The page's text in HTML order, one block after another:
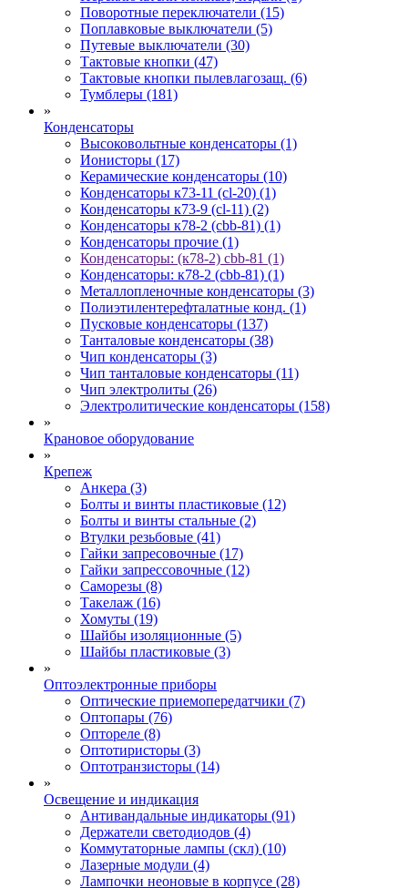
Поворотные переключатели (15)
Поплавковые выключатели (5)
Путевые выключатели (30)
Тактовые кнопки (47)
Тактовые кнопки пылевлагозащ. (6)
Тумблеры (181)
»
Конденсаторы
Высоковольтные конденсаторы (1)
Ионисторы (17)
Керамические конденсаторы (10)
Конденсаторы к73-11 (cl-20) (1)
Конденсаторы к73-9 (cl-11) (2)
Конденсаторы к78-2 (cbb-81) (1)
Конденсаторы прочие (1)
Конденсаторы: (к78-2) cbb-81 (1)
Конденсаторы: к78-2 (cbb-81) (1)
Металлопленочные конденсаторы (3)
Полиэтилентерефталатные конд. (1)
Пусковые конденсаторы (137)
Танталовые конденсаторы (38)
Чип конденсаторы (3)
Чип танталовые конденсаторы (11)
Чип электролиты (26)
Электролитические конденсаторы (158)
»
Крановое оборудование
»
Крепеж
Анкера (3)
Болты и винты пластиковые (12)
Болты и винты стальные (2)
Втулки резьбовые (41)
Гайки запресовочные (17)
Гайки запрессовочные (12)
Саморезы (8)
Такелаж (16)
Хомуты (19)
Шайбы изоляционные (5)
Шайбы пластиковые (3)
»
Оптоэлектронные приборы
Оптические приемопередатчики (7)
Оптопары (76)
Оптореле (8)
Оптотиристоры (3)
Оптотранзисторы (14)
»
Освещение и индикация
Антивандальные индикаторы (91)
Держатели светодиодов (4)
Коммутаторные лампы (скл) (10)
Лазерные модули (4)
Лампочки неоновые в корпусе (28)